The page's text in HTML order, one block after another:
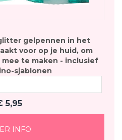
gelpennen in het
voor op je huid, om
te maken - inclusief
sjablonen
5,95
INFO